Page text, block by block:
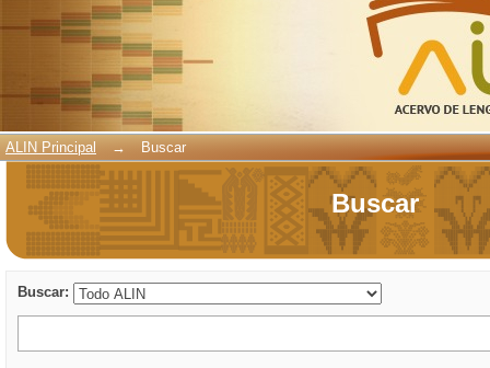
ALIN Principal → Buscar
Buscar
Buscar: